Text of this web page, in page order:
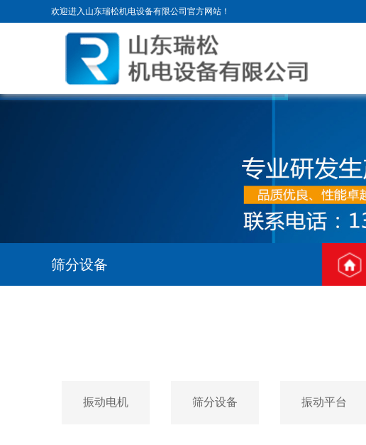
欢迎进入山东瑞松机电设备有限公司官方网站！
筛分设备
振动电机 筛分设备 振动平台